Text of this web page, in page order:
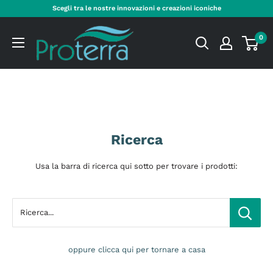
content
Scegli tra le nostre innovazioni e creazioni iconiche
Cosmetics
International
0
Ricerca
Usa la barra di ricerca qui sotto per trovare i prodotti:
Ricerca...
oppure clicca qui per tornare a casa